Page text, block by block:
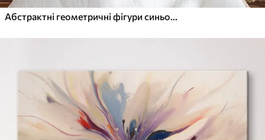
Абстрактні геометричні фігури синього, помаранчевого та коричневого кольорів створюють сучасну мінімалістичну композицію